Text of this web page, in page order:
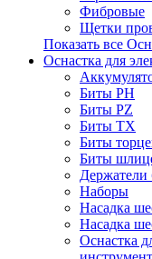
Фибровые
Щетки
Показать все
Оснастка для
Биты PH
Биты PZ
Биты TX
Биты
Биты
Держатели
Наборы
Насадка
Насадка
Оснастка